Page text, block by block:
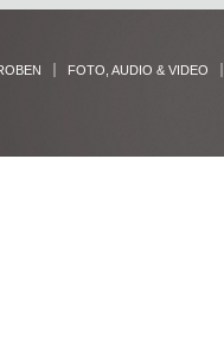
FOTO, AUDIO & VIDEO